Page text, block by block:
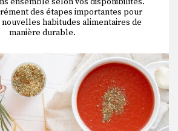
des étapes importantes pour
habitudes alimentaires de
manière durable.